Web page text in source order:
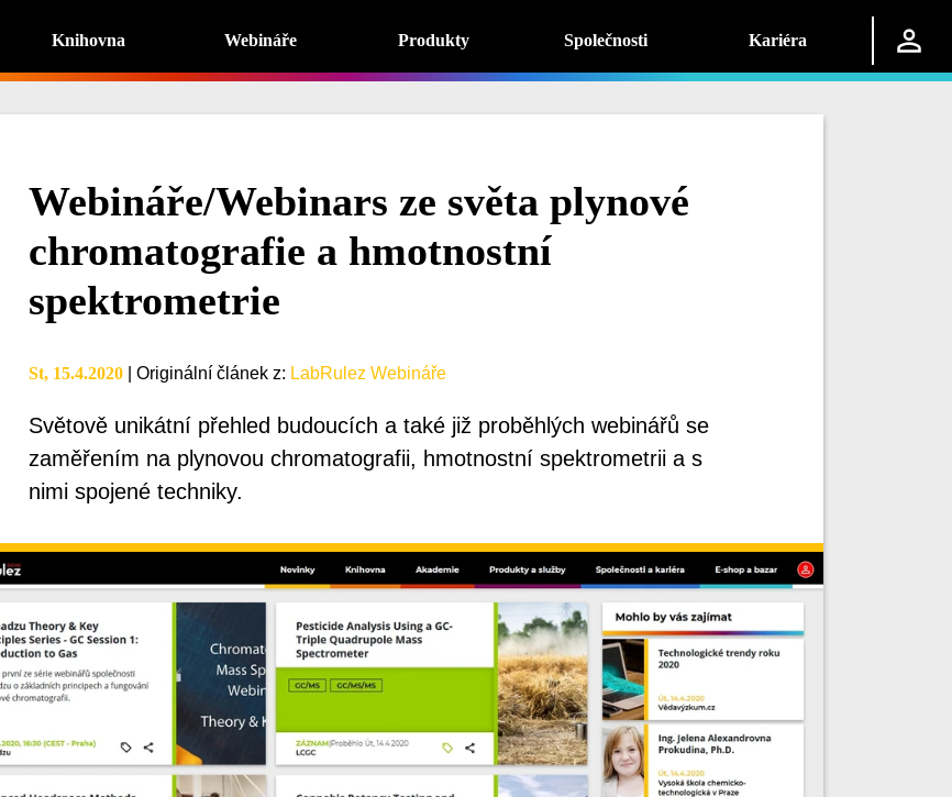
Knihovna Webináře Produkty Společnosti Kariéra
Webináře/Webinars ze světa plynové
chromatografie a hmotnostní
spektrometrie
St, 15.4.2020 Originální článek z: LabRulez Webináře
Světově unikátní přehled budoucích a také již proběhlých webinářů se
zaměřením na plynovou chromatografii, hmotnostní spektrometrii a s
nimi spojené techniky.